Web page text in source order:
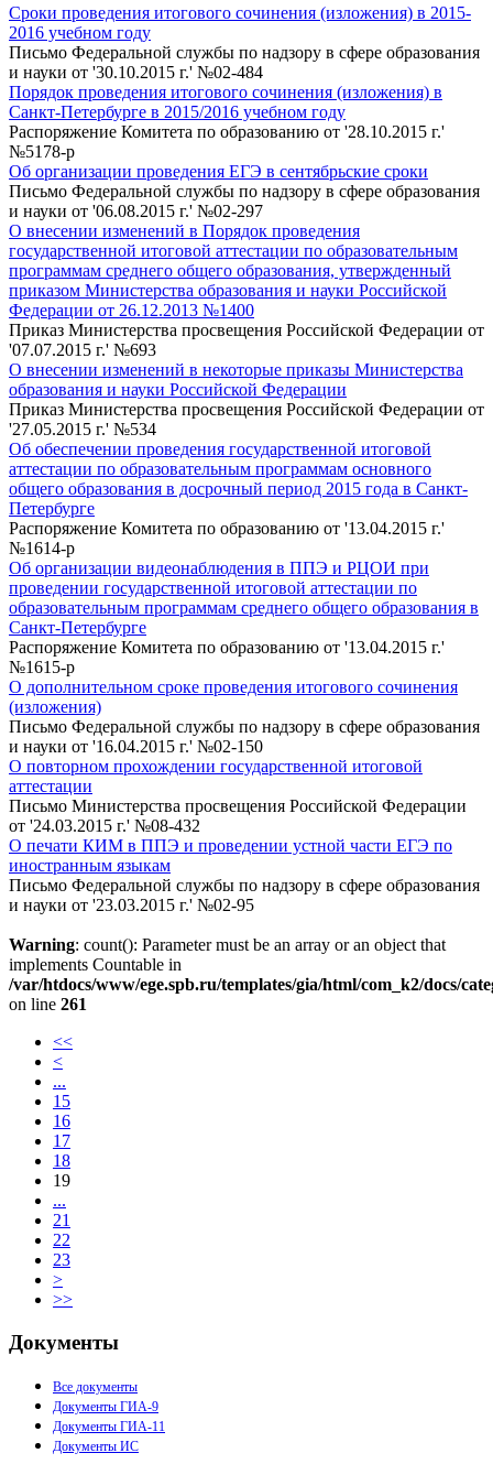
Сроки проведения итогового сочинения (изложения) в 2015-
2016 учебном году
Письмо Федеральной службы по надзору в сфере образования
и науки от '30.10.2015 г.' №02-484
Порядок проведения итогового сочинения (изложения) в
Санкт-Петербурге в 2015/2016 учебном году
Распоряжение Комитета по образованию от '28.10.2015 г.'
№5178-р
Об организации проведения ЕГЭ в сентябрьские сроки
Письмо Федеральной службы по надзору в сфере образования
и науки от '06.08.2015 г.' №02-297
О внесении изменений в Порядок проведения
государственной итоговой аттестации по образовательным
программам среднего общего образования, утвержденный
приказом Министерства образования и науки Российской
Федерации от 26.12.2013 №1400
Приказ Министерства просвещения Российской Федерации от
'07.07.2015 г.' №693
О внесении изменений в некоторые приказы Министерства
образования и науки Российской Федерации
Приказ Министерства просвещения Российской Федерации от
'27.05.2015 г.' №534
Об обеспечении проведения государственной итоговой
аттестации по образовательным программам основного
общего образования в досрочный период 2015 года в Санкт-
Петербурге
Распоряжение Комитета по образованию от '13.04.2015 г.'
№1614-р
Об организации видеонаблюдения в ППЭ и РЦОИ при
проведении государственной итоговой аттестации по
образовательным программам среднего общего образования в
Санкт-Петербурге
Распоряжение Комитета по образованию от '13.04.2015 г.'
№1615-р
О дополнительном сроке проведения итогового сочинения
(изложения)
Письмо Федеральной службы по надзору в сфере образования
и науки от '16.04.2015 г.' №02-150
О повторном прохождении государственной итоговой
аттестации
Письмо Министерства просвещения Российской Федерации
от '24.03.2015 г.' №08-432
О печати КИМ в ППЭ и проведении устной части ЕГЭ по
иностранным языкам
Письмо Федеральной службы по надзору в сфере образования
и науки от '23.03.2015 г.' №02-95
Warning: count(): Parameter must be an array or an object that
implements Countable in
/var/htdocs/www/ege.spb.ru/templates/gia/html/com_k2/docs/
on line 261
<<
<
...
15
16
17
18
19
...
21
22
23
>
>>
Документы
Все документы
Документы ГИА-9
Документы ГИА-11
Документы ИС